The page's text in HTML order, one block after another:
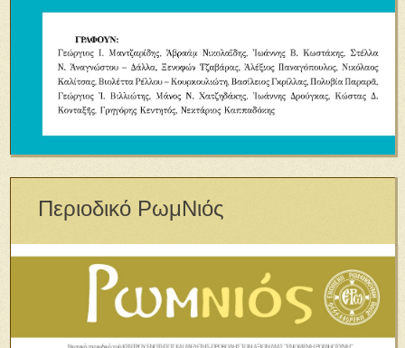
Περιοδικό ΡωμΝιός